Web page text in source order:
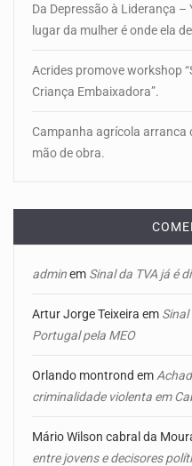
Da Depressão à Liderança –
lugar da mulher é onde ela
Acrides promove workshop
Criança Embaixadora”.
Campanha agrícola arranca
mão de obra.
adminem Sinal da TVA já é
Artur Jorge Teixeira em Sinal
Portugal pela MEO
Orlando montrond em
criminalidade violenta em
Mário Wilson cabral da
entre jovens e decisores